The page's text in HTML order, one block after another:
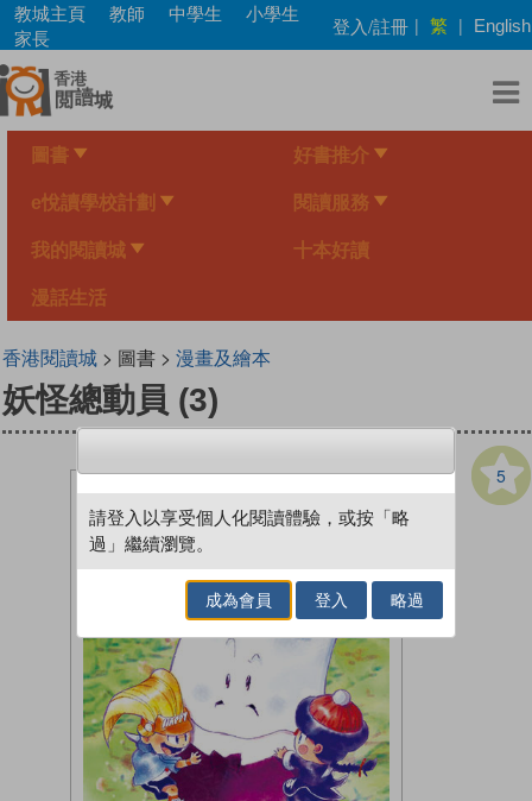
Skip
main
content
教城主頁 教師 中學生
小學生
家長
登入/註冊 | 繁 | English
圖書 好書推介
e悅讀學校計劃 閱讀服務
我的閱讀城 十本好讀
漫話生活
香港閱讀城> 圖書 > 漫畫及繪本
妖怪總動員 (3)
5
請登入以享受個人化閱讀體驗，或按「略
過」繼續瀏覽。
成為會員 登入 略過